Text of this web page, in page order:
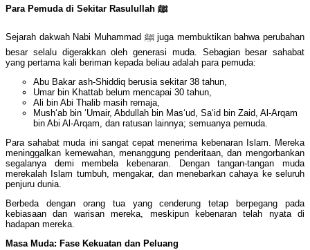
Para Pemuda di Sekitar Rasulullah ﷺ
Sejarah dakwah Nabi Muhammad ﷺ juga membuktikan bahwa perubahan
besar selalu digerakkan oleh generasi muda. Sebagian besar sahabat
yang pertama kali beriman kepada beliau adalah para pemuda:
Abu Bakar ash-Shiddiq berusia sekitar 38 tahun,
Umar bin Khattab belum mencapai 30 tahun,
Ali bin Abi Thalib masih remaja,
Mush‘ab bin ‘Umair, Abdullah bin Mas‘ud, Sa‘id bin Zaid, Al-Arqam
bin Abi Al-Arqam, dan ratusan lainnya; semuanya pemuda.
Para sahabat muda ini sangat cepat menerima kebenaran Islam. Mereka
meninggalkan kemewahan, menanggung penderitaan, dan mengorbankan
segalanya demi membela kebenaran. Dengan tangan-tangan muda
merekalah Islam tumbuh, mengakar, dan menebarkan cahaya ke seluruh
penjuru dunia.
Berbeda dengan orang tua yang cenderung tetap berpegang pada
kebiasaan dan warisan mereka, meskipun kebenaran telah nyata di
hadapan mereka.
Masa Muda: Fase Kekuatan dan Peluang